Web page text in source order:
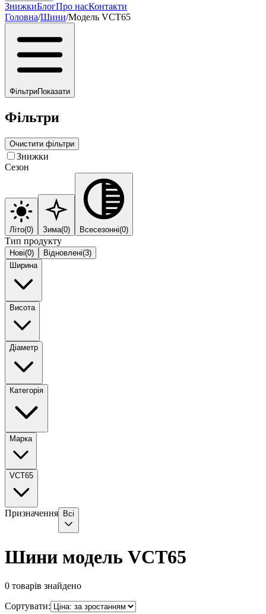
ЗнижкиБлогПро насКонтакти
Головна/Шини/Модель VCT65
ФільтриПоказати
Фільтри
Очистити фільтри
Знижки
Сезон
Літо(0) Зима(0) Всесезонні(0)
Тип продукту
Нові(0) Відновлені(3)
Ширина
Висота
Діаметр
Категорія
Марка
VCT65
Призначення Всі
Шини модель VCT65
0 товарів знайдено
Сортувати: